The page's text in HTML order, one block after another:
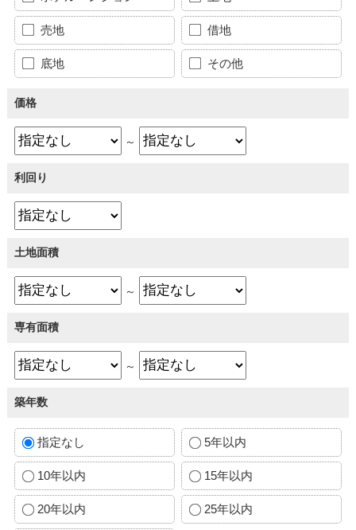
売地 借地
底地 その他
価格
～
利回り
土地面積
～
専有面積
～
築年数
指定なし 5年以内
10年以内 15年以内
20年以内 25年以内